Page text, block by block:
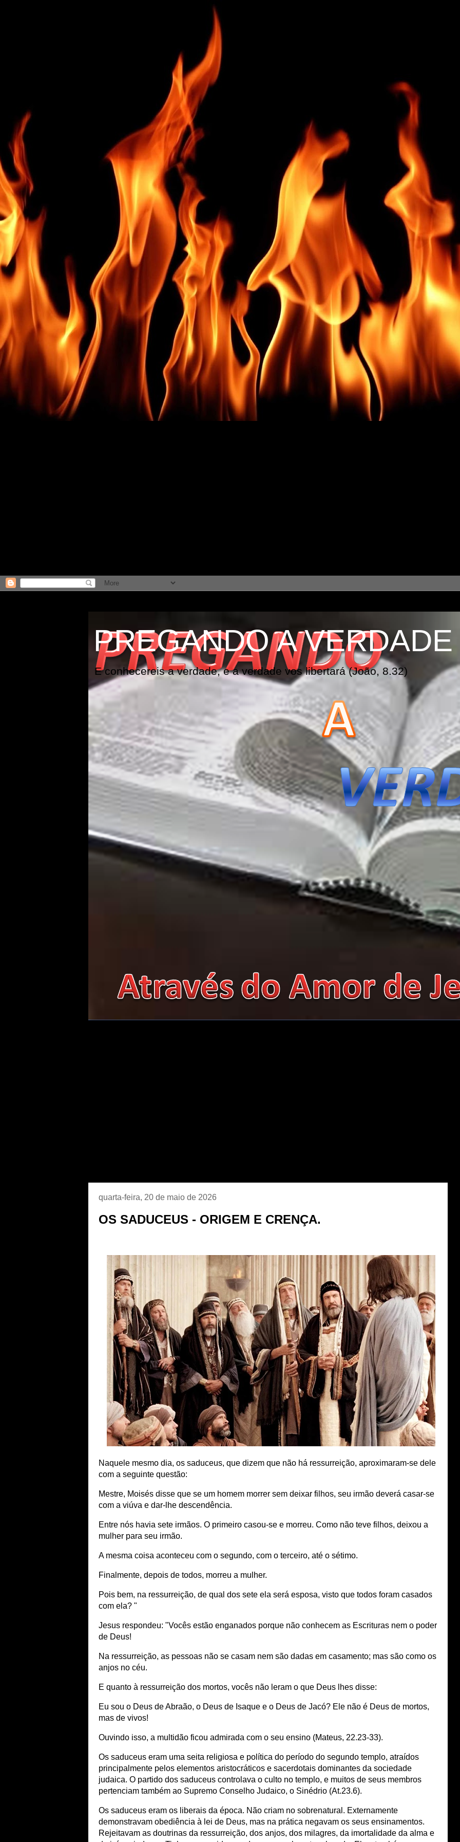
PREGANDO A VERDADE
E conhecereis a verdade, e a verdade vos libertará (João, 8.32)
quarta-feira, 20 de maio de 2026
OS SADUCEUS - ORIGEM E CRENÇA.
Naquele mesmo dia, os saduceus, que dizem que não há ressurreição, aproximaram-se dele
com a seguinte questão:
Mestre, Moisés disse que se um homem morrer sem deixar filhos, seu irmão deverá casar-se
com a viúva e dar-lhe descendência.
Entre nós havia sete irmãos. O primeiro casou-se e morreu. Como não teve filhos, deixou a
mulher para seu irmão.
A mesma coisa aconteceu com o segundo, com o terceiro, até o sétimo.
Finalmente, depois de todos, morreu a mulher.
Pois bem, na ressurreição, de qual dos sete ela será esposa, visto que todos foram casados
com ela? "
Jesus respondeu: "Vocês estão enganados porque não conhecem as Escrituras nem o poder
de Deus!
Na ressurreição, as pessoas não se casam nem são dadas em casamento; mas são como os
anjos no céu.
E quanto à ressurreição dos mortos, vocês não leram o que Deus lhes disse:
Eu sou o Deus de Abraão, o Deus de Isaque e o Deus de Jacó? Ele não é Deus de mortos,
mas de vivos!
Ouvindo isso, a multidão ficou admirada com o seu ensino (Mateus, 22.23-33).
Os saduceus eram uma seita religiosa e política do período do segundo templo, atraídos
principalmente pelos elementos aristocráticos e sacerdotais dominantes da sociedade
judaica. O partido dos saduceus controlava o culto no templo, e muitos de seus membros
pertenciam também ao Supremo Conselho Judaico, o Sinédrio (At.23.6).
Os saduceus eram os liberais da época. Não criam no sobrenatural. Externamente
demonstravam obediência à lei de Deus, mas na prática negavam os seus ensinamentos.
Rejeitavam as doutrinas da ressurreição, dos anjos, dos milagres, da imortalidade da alma e